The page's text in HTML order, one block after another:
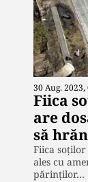
30 Aug. 2023,
Fiica
are
să
Fiica
ales cu
părinților…